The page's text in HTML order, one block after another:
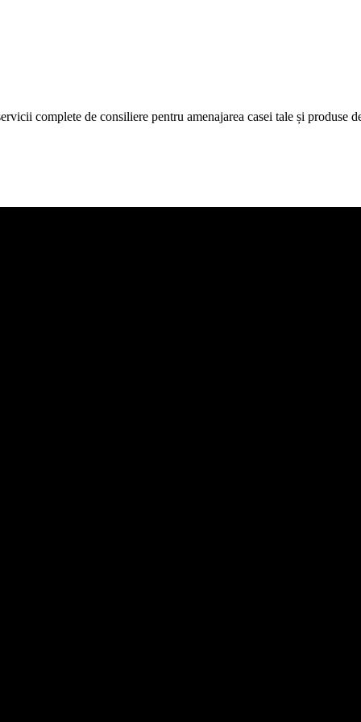
complete de consiliere pentru amenajarea casei tale și produse